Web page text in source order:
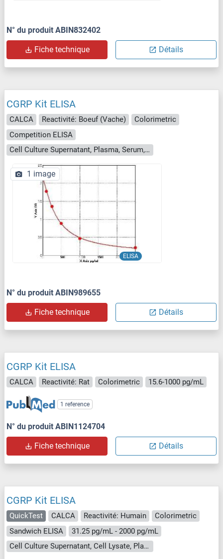
N° du produit ABIN832402
Fiche technique Détails
CGRP Kit ELISA
CALCA Reactivité: Boeuf (Vache)
Colorimetric
Competition ELISA
Cell Culture Supernatant, Plasma, Serum, Tissue Homogenate
ELISA
1 image
N° du produit ABIN989655
Fiche technique Détails
CGRP Kit ELISA
CALCA Reactivité: Rat Colorimetric 15.6-1000 pg/mL
1 reference
N° du produit ABIN1124704
Fiche technique Détails
CGRP Kit ELISA
QuickTest CALCA Reactivité: Humain
Colorimetric
Sandwich ELISA
31.25 pg/mL - 2000 pg/mL
Cell Culture Supernatant, Cell Lysate, Plasma, Serum, Tissue Lysate